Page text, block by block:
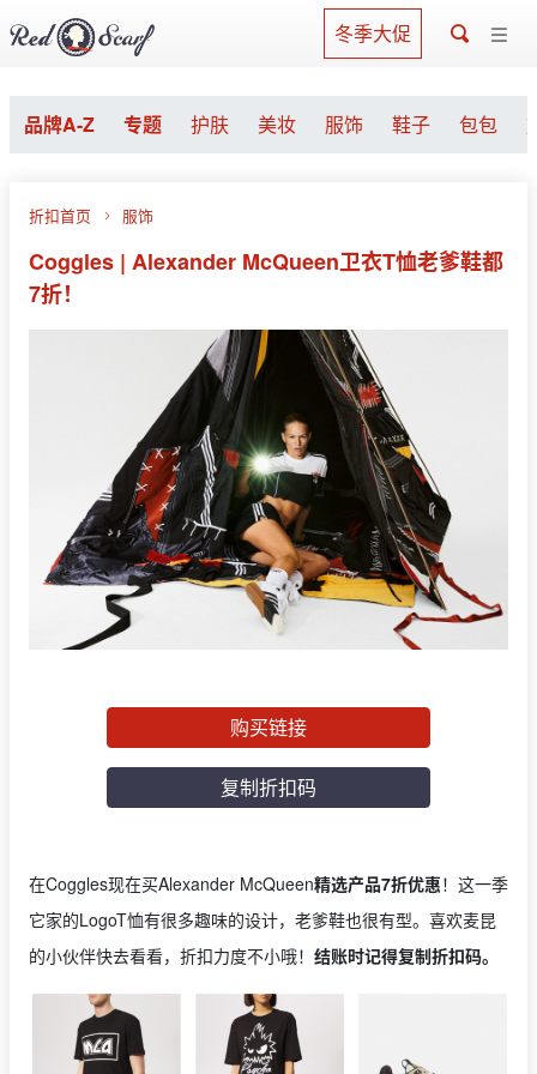
冬季大促
品牌A-Z 专题 护肤 美妆 服饰 鞋子 包包
折扣首页 服饰
Coggles | Alexander McQueen卫衣T恤老爹鞋都
7折！
购买链接
复制折扣码
在Coggles现在买Alexander McQueen精选产品7折优惠！这一季
它家的LogoT恤有很多趣味的设计，老爹鞋也很有型。喜欢麦昆
的小伙伴快去看看，折扣力度不小哦！ 结账时记得复制折扣码。